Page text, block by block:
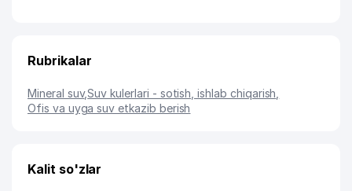
Rubrikalar
Mineral suv,Suv kulerlari - sotish, ishlab chiqarish
Ofis va uyga suv etkazib berish
Kalit so'zlar